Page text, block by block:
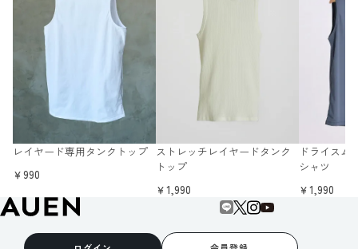
レイヤード専用タンクトップ
￥990
ストレッチレイヤードタンク
トップ
￥1,990
ドライスム
シャツ
￥1,990